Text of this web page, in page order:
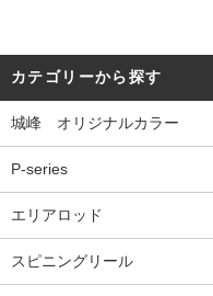
カテゴリーから探す
城峰 オリジナルカラー
P-series
エリアロッド
スピニングリール